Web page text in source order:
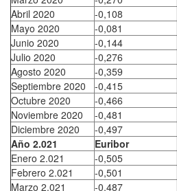
Abril 2020
-0,108
Mayo 2020
-0,081
Junio 2020
-0,144
Julio 2020
-0,276
Agosto 2020
-0,359
Septiembre 2020
-0,415
Octubre 2020
-0,466
Noviembre 2020
-0,481
Diciembre 2020
-0,497
Año 2.021
Euribor
Enero 2.021
-0,505
Febrero 2.021
-0,501
Marzo 2.021
-0,487